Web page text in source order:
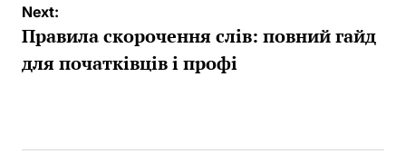
Next:
Правила скорочення слів: повний гайд
для початківців і профі